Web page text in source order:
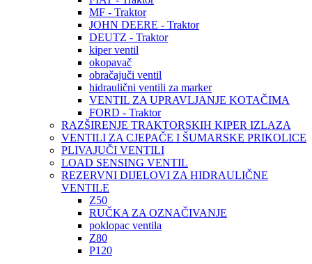
MF - Traktor
JOHN DEERE - Traktor
DEUTZ - Traktor
kiper ventil
okopavač
obračajuči ventil
hidraulični ventili za marker
VENTIL ZA UPRAVLJANJE KOTAČIMA
FORD - Traktor
RAZŠIRENJE TRAKTORSKIH KIPER IZLAZA
VENTILI ZA CJEPAČE I ŠUMARSKE PRIKOLICE
PLIVAJUČI VENTILI
LOAD SENSING VENTIL
REZERVNI DIJELOVI ZA HIDRAULIČNE
VENTILE
Z50
RUČKA ZA OZNAČIVANJE
poklopac ventila
Z80
P120